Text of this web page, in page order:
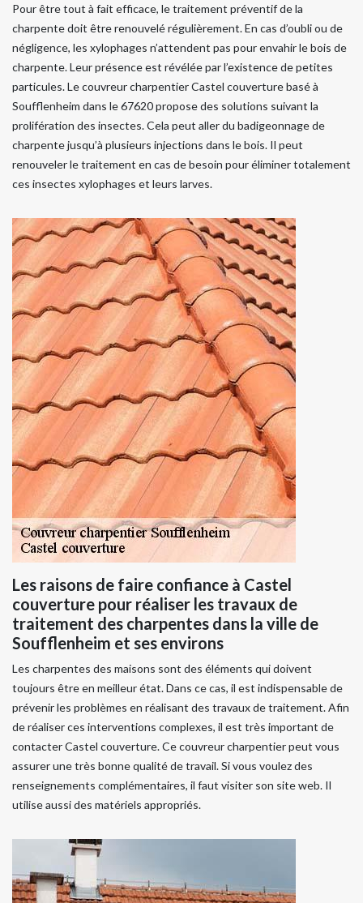
Pour être tout à fait efficace, le traitement préventif de la
charpente doit être renouvelé régulièrement. En cas d’oubli ou de
négligence, les xylophages n’attendent pas pour envahir le bois de
charpente. Leur présence est révélée par l’existence de petites
particules. Le couvreur charpentier Castel couverture basé à
Soufflenheim dans le 67620 propose des solutions suivant la
prolifération des insectes. Cela peut aller du badigeonnage de
charpente jusqu’à plusieurs injections dans le bois. Il peut
renouveler le traitement en cas de besoin pour éliminer totalement
ces insectes xylophages et leurs larves.
Les raisons de faire confiance à Castel
couverture pour réaliser les travaux de
traitement des charpentes dans la ville de
Soufflenheim et ses environs
Les charpentes des maisons sont des éléments qui doivent
toujours être en meilleur état. Dans ce cas, il est indispensable de
prévenir les problèmes en réalisant des travaux de traitement. Afin
de réaliser ces interventions complexes, il est très important de
contacter Castel couverture. Ce couvreur charpentier peut vous
assurer une très bonne qualité de travail. Si vous voulez des
renseignements complémentaires, il faut visiter son site web. Il
utilise aussi des matériels appropriés.